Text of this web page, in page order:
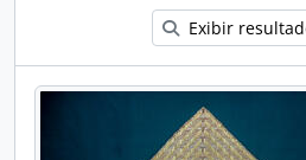
Exibir